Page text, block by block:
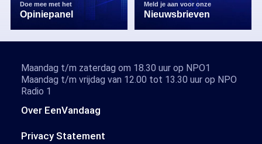
Doe mee met het
Opiniepanel
Meld je aan voor onze
Nieuwsbrieven
Over EenVandaag
Privacy Statement
Maandag t/m zaterdag om 18.30 uur op NPO1
Maandag t/m vrijdag van 12.00 tot 13.30 uur op NPO
Radio 1